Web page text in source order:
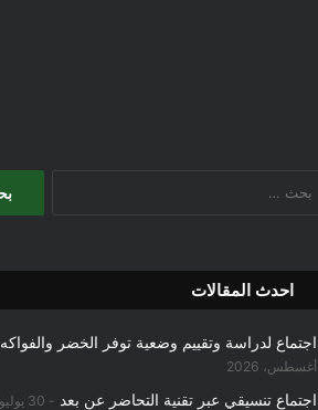
احدث المقالات
اجتماع لدراسة وتقييم وضعية توفر الخضر والفواكه
أغسطس، 2026
اجتماع تنسيقي عبر تقنية التحاضر عن بعد 30 يوليو، 2026